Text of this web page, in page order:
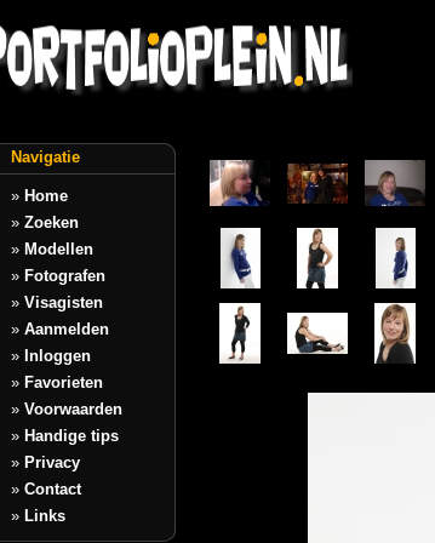
Home
Zoeken
Modellen
Fotografen
Visagisten
Aanmelden
Inloggen
Favorieten
Voorwaarden
Handige tips
Privacy
Contact
Links